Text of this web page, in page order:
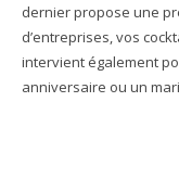
dernier propose une
d’entreprises, vos
intervient également
anniversaire ou un